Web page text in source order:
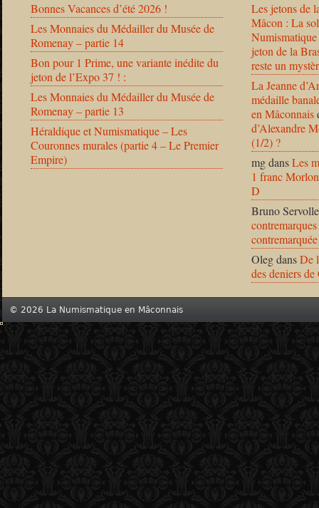
Bonnes Vacances d’été 2026 !
Les Monnaies du Médailler du Musée de
Romenay – partie 14
Bon pour 1 Prime, une variante inédite du
jeton de l’Expo 37 ! :
Les Monnaies du Médailler du Musée de
Romenay – partie 13
Héraldique et Numismatique – Les
Couronnes murales (partie 4 – Le Premier
Empire)
Les jetons de
Mâcon : La
jeton de la
reste un
La Jeanne
médaille
en Mâconnais
d’Alexandre
(1/2) ?
mgdansLes
1 franc
D
Bruno Servolle
OlegdansDe
des deniers
© 2026 La Numismatique en Mâconnais